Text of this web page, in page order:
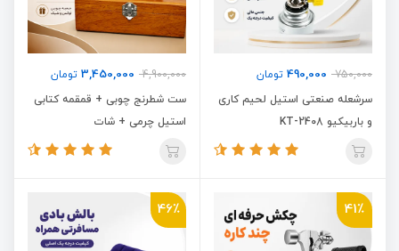
750,000
490,000 تومان
سرشعله صنعتی استیل لحیم کاری
و باربیکیو KT-2408
4,900,000
3,450,000 تومان
ست شطرنج چوبی + قمقمه کتابی
استیل چرمی + شات
41٪ 46٪